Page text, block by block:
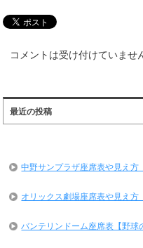
コメントは受け付けていませ
最近の投稿
中野サンプラザ座席表や見え方
オリックス劇場座席表や見え方
バンテリンドーム座席表【野球